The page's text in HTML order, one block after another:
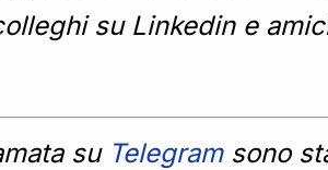
su Linkedin e
su Telegramsono